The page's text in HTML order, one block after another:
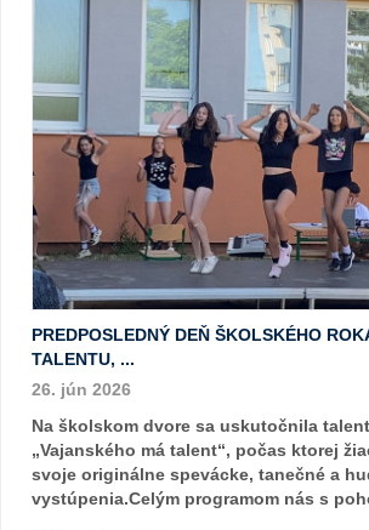
PREDPOSLEDNÝ DEŇ ŠKOLSKÉHO
TALENTU, ...
26. jún 2026
Na školskom dvore sa uskutočnila
„Vajanského má talent“, počas ktorej
svoje originálne spevácke, tanečné a
vystúpenia.Celým programom nás s